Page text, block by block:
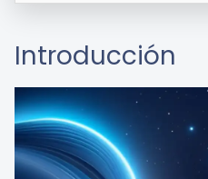
Introducción